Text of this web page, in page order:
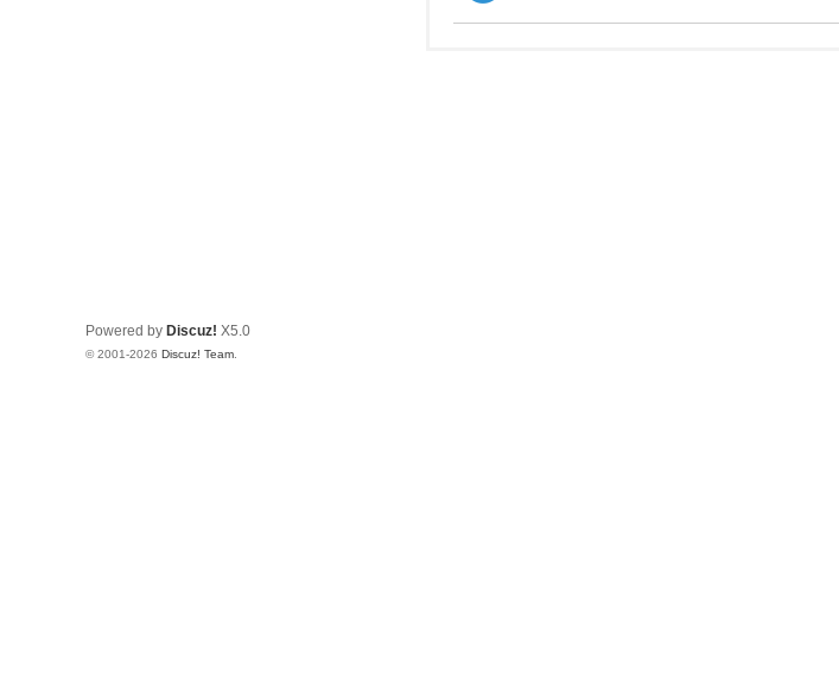
Powered by Discuz! X5.0
© 2001-2026 Discuz! Team